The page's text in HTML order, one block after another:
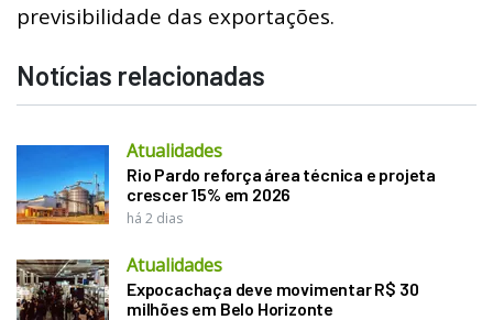
previsibilidade das exportações.
Notícias relacionadas
Atualidades
Rio Pardo reforça área técnica e projeta
crescer 15% em 2026
há 2 dias
Atualidades
Expocachaça deve movimentar R$ 30
milhões em Belo Horizonte